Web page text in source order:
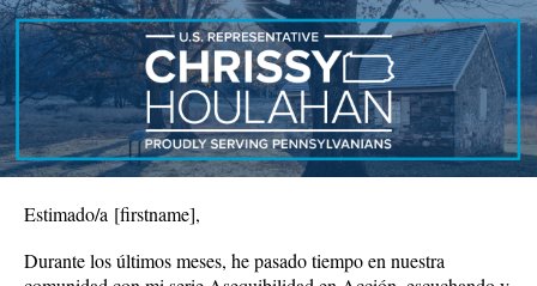
Estimado/a [firstname],
Durante los últimos meses, he pasado tiempo en nuestra